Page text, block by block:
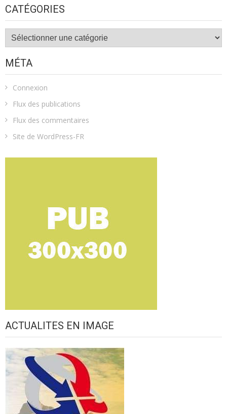
CATÉGORIES
Catégories
MÉTA
Connexion
Flux des publications
Flux des commentaires
Site de WordPress-FR
ACTUALITES EN IMAGE